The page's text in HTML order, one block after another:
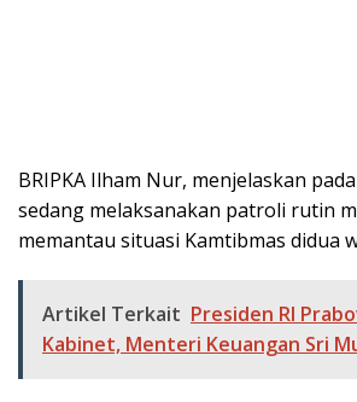
BRIPKA Ilham Nur, menjelaskan
sedang melaksanakan patroli rutin
memantau situasi Kamtibmas didua
Artikel Terkait Presiden RI
Kabinet, Menteri Keuangan Sri